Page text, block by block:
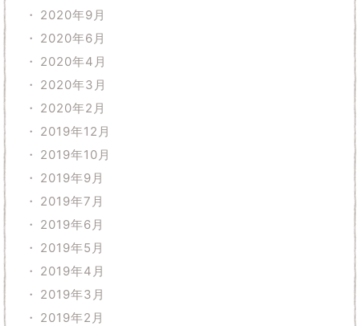
2020年9月
2020年6月
2020年4月
2020年3月
2020年2月
2019年12月
2019年10月
2019年9月
2019年7月
2019年6月
2019年5月
2019年4月
2019年3月
2019年2月